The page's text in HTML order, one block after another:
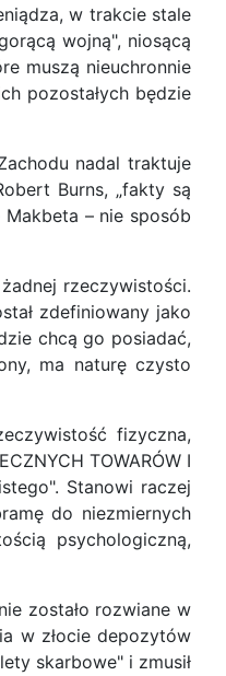
w trakcie stale
wojną", niosącą
muszą nieuchronnie
pozostałych będzie
nadal traktuje
Burns, „fakty są
– nie sposób
rzeczywistości.
zdefiniowany jako
chcą go posiadać,
ma naturę czysto
fizyczna,
TOWARÓW I
Stanowi raczej
do niezmiernych
psychologiczną,
zostało rozwiane w
w złocie depozytów
skarbowe" i zmusił